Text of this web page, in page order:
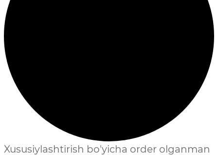
Xususiylashtirish bo'yicha order olganman